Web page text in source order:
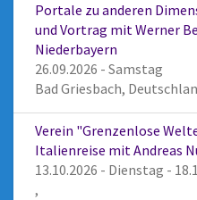
Portale zu anderen
und Vortrag mit Werner
Niederbayern
26.09.2026 - Samstag
Bad Griesbach,
Verein "Grenzenlose
Italienreise mit Andreas
13.10.2026 - Dienstag -
,